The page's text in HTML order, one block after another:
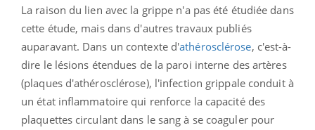
La raison du lien avec la grippe n'a pas été étudiée dans
cette étude, mais dans d'autres travaux publiés
auparavant. Dans un contexte d'athérosclérose, c'est-à-
dire le lésions étendues de la paroi interne des artères
(plaques d'athérosclérose), l'infection grippale conduit à
un état inflammatoire qui renforce la capacité des
plaquettes circulant dans le sang à se coaguler pour